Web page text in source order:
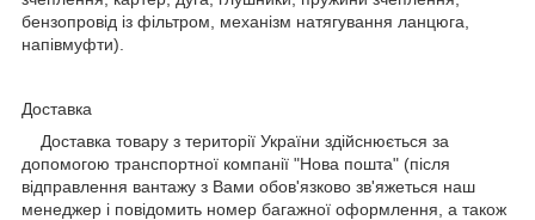
бензопровід із фільтром, механізм натягування ланцюга,
напівмуфти).
Доставка
Доставка товару з території України здійснюється за
допомогою транспортної компанії "Нова пошта" (після
відправлення вантажу з Вами обов'язково зв'яжеться наш
менеджер і повідомить номер багажної оформлення, а також